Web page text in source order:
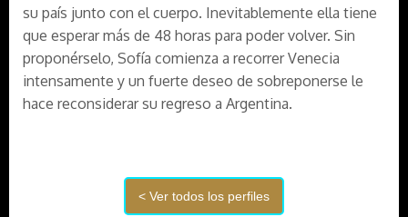
su país junto con el cuerpo. Inevitablemente ella tiene
que esperar más de 48 horas para poder volver. Sin
proponérselo, Sofía comienza a recorrer Venecia
intensamente y un fuerte deseo de sobreponerse le
hace reconsiderar su regreso a Argentina.